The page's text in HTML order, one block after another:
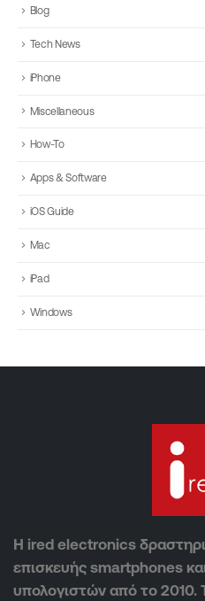
Blog
Tech News
iPhone
Miscellaneous
How-To
Apps & Software
iOS Guide
Mac
iPad
Windows
Η ired electronics
επισκευής smartphones
υπολογιστών από το 2010.